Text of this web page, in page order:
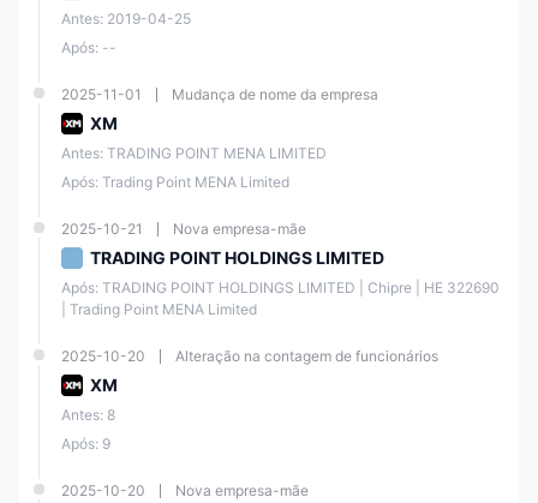
Antes: 2019-04-25
Após: --
2025-11-01 Mudança de nome da empresa
XM
Antes: TRADING POINT MENA LIMITED
Após: Trading Point MENA Limited
2025-10-21 Nova empresa-mãe
TRADING POINT HOLDINGS LIMITED
Após: TRADING POINT HOLDINGS LIMITED | Chipre | ΗΕ 322690
| Trading Point MENA Limited
2025-10-20 Alteração na contagem de funcionários
XM
Antes: 8
Após: 9
2025-10-20 Nova empresa-mãe